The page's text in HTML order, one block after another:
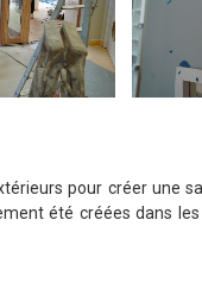
pour créer une
été créées dans